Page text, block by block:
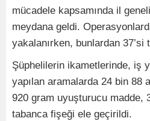
mücadele kapsamında il
meydana geldi.
yakalanırken, bunlardan 37’si
Şüphelilerin ikametlerinde, iş
yapılan aramalarda 24 bin 88
920 gram uyuşturucu madde,
tabanca fişeği ele geçirildi.